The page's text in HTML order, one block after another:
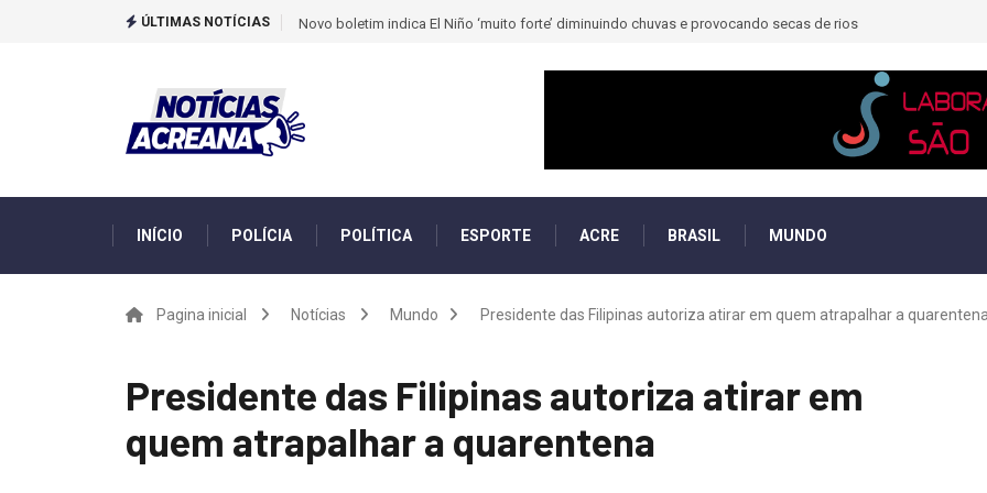
ÚLTIMAS NOTÍCIAS Novo boletim indica El Niño ‘muito forte’ diminuindo chuvas e provocando secas de rios
INÍCIO POLÍCIA POLÍTICA ESPORTE ACRE BRASIL MUNDO
Pagina inicial Notícias Mundo Presidente das Filipinas autoriza atirar em quem atrapalhar a quarentena
Presidente das Filipinas autoriza atirar em
quem atrapalhar a quarentena